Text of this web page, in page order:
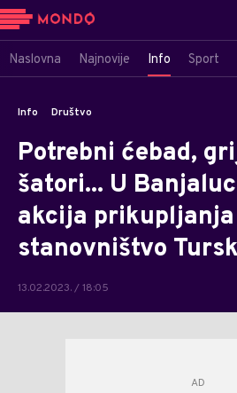
Naslovna Najnovije Info Sport
Info Društvo
Potrebni ćebad,
šatori... U
akcija prikupljanja
stanovništvo
13.02.2023. / 18:05